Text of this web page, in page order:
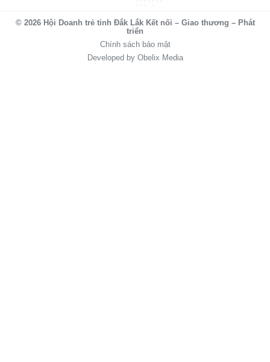
© 2026 Hội Doanh trẻ tỉnh Đắk Lắk Kết nối – Giao thương – Phát
triển
Chính sách bảo mật
Developed by Obelix Media